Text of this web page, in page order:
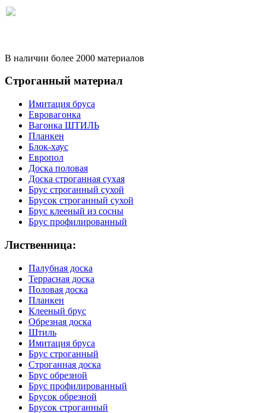
В наличии более 2000 материалов
Строганный материал
Имитация бруса
Евровагонка
Вагонка ШТИЛЬ
Планкен
Блок-хаус
Европол
Доска половая
Доска строганная сухая
Брус строганный сухой
Брусок строганный сухой
Брус клееный из сосны
Брус профилированный
Лиственница:
Палубная доска
Террасная доска
Половая доска
Планкен
Клееный брус
Обрезная доска
Штиль
Имитация бруса
Брус строганный
Строганная доска
Брус обрезной
Брус профилированный
Брусок обрезной
Брусок строганный